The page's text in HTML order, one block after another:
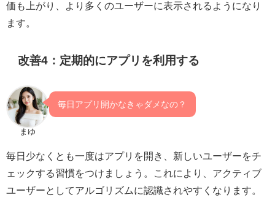
価も上がり、より多くのユーザーに表示されるようになり
ます。
改善4：定期的にアプリを利用する
まゆ
毎日アプリ開かなきゃダメなの？
毎日少なくとも一度はアプリを開き、新しいユーザーをチ
ェックする習慣をつけましょう。これにより、アクティブ
ユーザーとしてアルゴリズムに認識されやすくなります。